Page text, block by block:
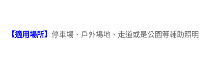
【適用場所】 停車場、戶外場地、走道或是公園等輔助照明